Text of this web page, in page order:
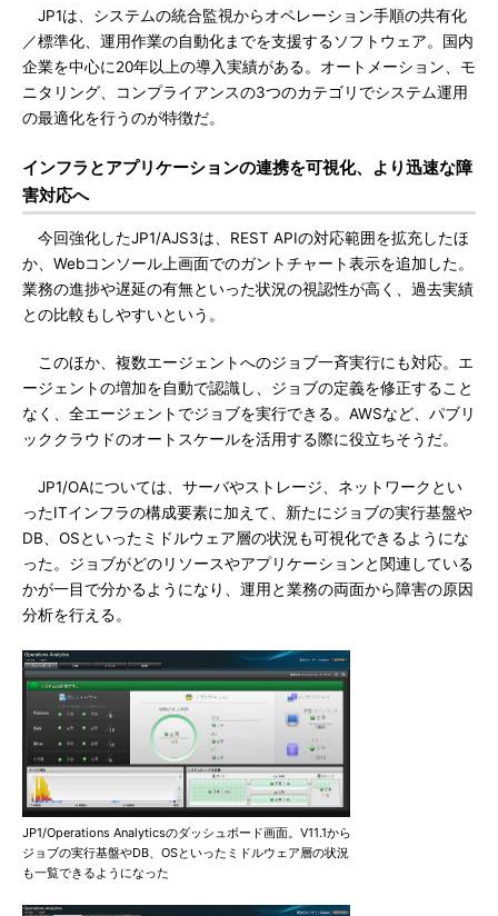
JP1は、システムの統合監視からオペレーション手順の共有化
／標準化、運用作業の自動化までを支援するソフトウェア。国内
企業を中心に20年以上の導入実績がある。オートメーション、モ
ニタリング、コンプライアンスの3つのカテゴリでシステム運用
の最適化を行うのが特徴だ。
インフラとアプリケーションの連携を可視化、より迅速な障
害対応へ
今回強化したJP1/AJS3は、REST APIの対応範囲を拡充したほ
か、Webコンソール上画面でのガントチャート表示を追加した。
業務の進捗や遅延の有無といった状況の視認性が高く、過去実績
との比較もしやすいという。
このほか、複数エージェントへのジョブ一斉実行にも対応。エ
ージェントの増加を自動で認識し、ジョブの定義を修正すること
なく、全エージェントでジョブを実行できる。AWSなど、パブリ
ッククラウドのオートスケールを活用する際に役立ちそうだ。
JP1/OAについては、サーバやストレージ、ネットワークとい
ったITインフラの構成要素に加えて、新たにジョブの実行基盤や
DB、OSといったミドルウェア層の状況も可視化できるようにな
った。ジョブがどのリソースやアプリケーションと関連している
かが一目で分かるようになり、運用と業務の両面から障害の原因
分析を行える。
JP1/Operations Analyticsのダッシュボード画面。V11.1から
ジョブの実行基盤やDB、OSといったミドルウェア層の状況
も一覧できるようになった